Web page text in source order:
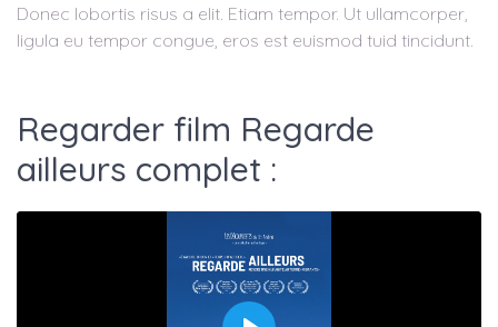
Donec lobortis risus a elit. Etiam tempor. Ut ullamcorper,
ligula eu tempor congue, eros est euismod tuid tincidunt.
Regarder film Regarde
ailleurs complet :